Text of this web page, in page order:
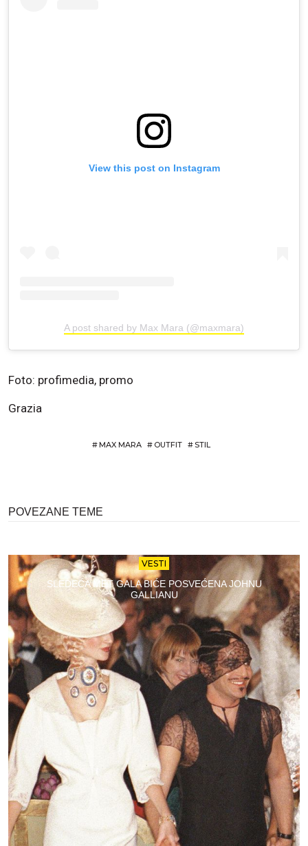
View this post on Instagram
A post shared by Max Mara (@maxmara)
Foto: profimedia, promo
Grazia
#MAX MARA # OUTFIT # STIL
POVEZANE TEME
VESTI
SLEDEĆA MET GALA BIĆE POSVEĆENA JOHNU
GALLIANU